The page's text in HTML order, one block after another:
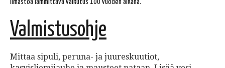
ilmastoa lämmittävä vaikutus 100 vuoden aikana.
Valmistusohje
Mittaa sipuli, peruna- ja juureskuutiot,